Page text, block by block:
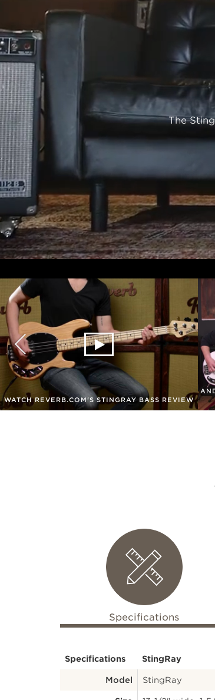
The
WATCH REVERB.COM'S STINGRAY BASS REVIEW
Specifications
Specifications StingRay
Model StingRay